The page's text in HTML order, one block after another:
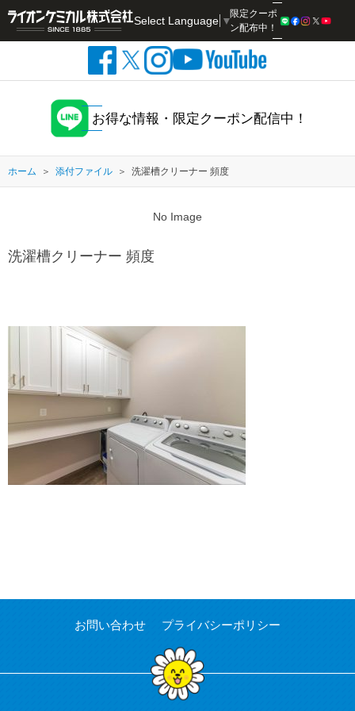
Select Language ▼
限定クーポ
ン配布中！
お得な情報・限定クーポン配信中！
ホーム 添付ファイル 洗濯槽クリーナー 頻度
No Image
洗濯槽クリーナー 頻度
お問い合わせ プライバシーポリシー
検索